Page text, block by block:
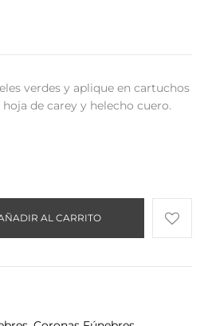
verdes y aplique en cartuchos
de carey y helecho cuero.
AL CARRITO